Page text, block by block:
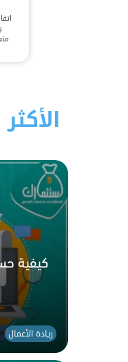
كيفية
ريادة الأعمال